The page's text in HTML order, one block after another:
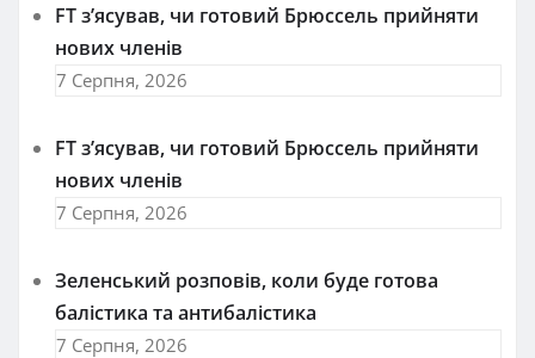
FT зʼясував, чи готовий Брюссель прийняти
нових членів
7 Серпня, 2026
FT зʼясував, чи готовий Брюссель прийняти
нових членів
7 Серпня, 2026
Зеленський розповів, коли буде готова
балістика та антибалістика
7 Серпня, 2026